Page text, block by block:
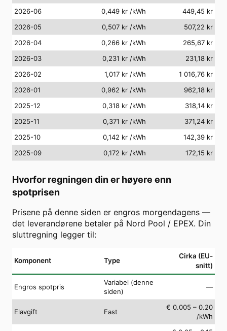
2026-06
0,449 kr /kWh
449,45 kr
2026-05
0,507 kr /kWh
507,22 kr
2026-04
0,266 kr /kWh
265,67 kr
2026-03
0,231 kr /kWh
231,18 kr
2026-02
1,017 kr /kWh
1 016,76 kr
2026-01
0,962 kr /kWh
962,18 kr
2025-12
0,318 kr /kWh
318,14 kr
2025-11
0,371 kr /kWh
371,24 kr
2025-10
0,142 kr /kWh
142,39 kr
2025-09
0,172 kr /kWh 172,15 kr
Hvorfor regningen din er høyere enn
spotprisen
Prisene på denne siden er engros morgendagens —
det leverandørene betaler på Nord Pool / EPEX. Din
sluttregning legger til:
Komponent Type
Cirka (EU-
snitt)
Engros spotpris
Variabel (denne
siden)
—
Elavgift Fast
€ 0.005 – 0.20
/kWh